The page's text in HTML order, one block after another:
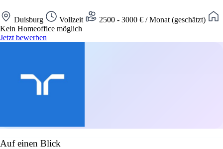
Duisburg Vollzeit
2500 - 3000 € / Monat (geschätzt)
Kein Homeoffice möglich
Jetzt bewerben
Auf einen Blick